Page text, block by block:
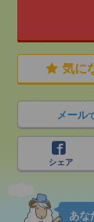
気に
メール
シェア
あな